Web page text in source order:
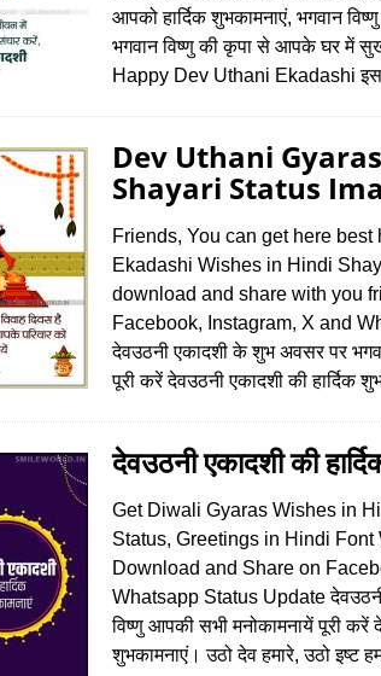
आपको हार्दिक शुभकामनाएं, भगवान
भगवान विष्णु की कृपा से आपके घर में
Happy Dev Uthani Ekadashi
Dev Uthani
Shayari Status
Friends, You can get here
Ekadashi Wishes in Hindi
download and share with you
Facebook, Instagram, X and
देवउठनी एकादशी के शुभ अवसर पर
पूरी करें देवउठनी एकादशी की हार्दिक
देवउठनी एकादशी की
Get Diwali Gyaras Wishes in
Status, Greetings in Hindi Font
Download and Share on
Whatsapp Status Update
विष्णु आपकी सभी मनोकामनायें पूरी करें
शुभकामनाएं। उठो देव हमारे, उठो इष्ट